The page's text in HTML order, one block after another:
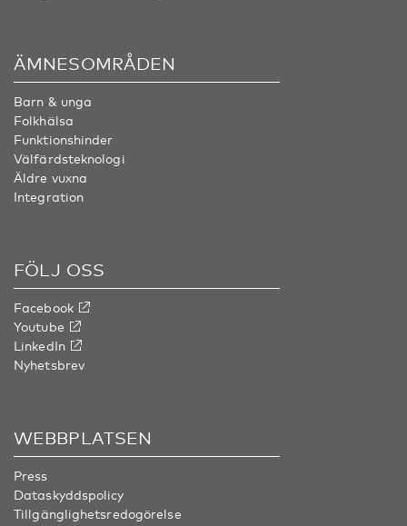
ÄMNESOMRÅDEN
Barn & unga
Folkhälsa
Funktionshinder
Välfärdsteknologi
Äldre vuxna
Integration
FÖLJ OSS
Facebook
Youtube
LinkedIn
Nyhetsbrev
WEBBPLATSEN
Press
Dataskyddspolicy
Tillgänglighetsredogörelse